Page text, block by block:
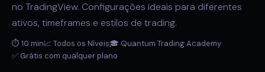
no TradingView. Configurações ideais para diferentes
ativos, timeframes e estilos de trading.
⏱ 10 min📈 Todos os Níveis🎓 Quantum Trading Academy
✅ Grátis com qualquer plano